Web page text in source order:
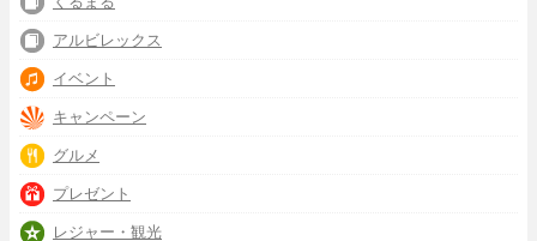
アルビレックス
イベント
キャンペーン
グルメ
プレゼント
レジャー・観光